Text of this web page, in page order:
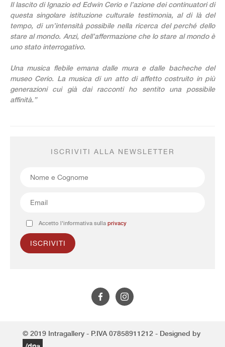
Il lascito di Ignazio ed Edwin Cerio e l’azione dei continuatori di
questa singolare istituzione culturale testimonia, al di là del
tempo, di un’intensità possibile nella ricerca del perché dello
stare al mondo. Anzi, dell’affermazione che lo stare al mondo è
uno stato interrogativo.
Una musica flebile emana dalle mura e dalle bacheche del
museo Cerio. La musica di un atto di affetto costruito in più
generazioni cui già dai racconti ho sentito una possibile
affinità.”
ISCRIVITI ALLA NEWSLETTER
Accetto l'informativa sulla privacy
© 2019 Intragallery - P.IVA 07858911212 - Designed by